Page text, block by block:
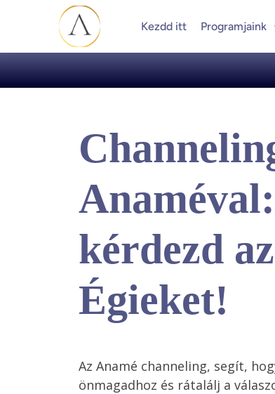
Kezdd itt Programjaink
Anaméval:
kérdezd az
Égieket!
Az Anamé channeling, segít,
önmagadhoz és rátalálj a